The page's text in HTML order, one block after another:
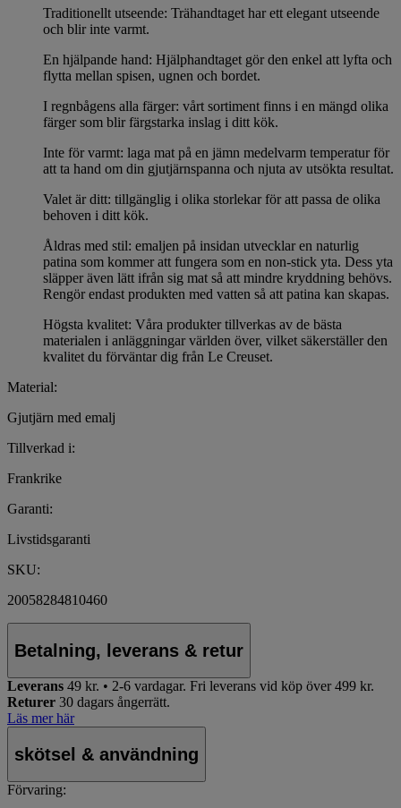
Traditionellt utseende: Trähandtaget har ett elegant utseende
och blir inte varmt.
En hjälpande hand: Hjälphandtaget gör den enkel att lyfta och
flytta mellan spisen, ugnen och bordet.
I regnbågens alla färger: vårt sortiment finns i en mängd olika
färger som blir färgstarka inslag i ditt kök.
Inte för varmt: laga mat på en jämn medelvarm temperatur för
att ta hand om din gjutjärnspanna och njuta av utsökta resultat.
Valet är ditt: tillgänglig i olika storlekar för att passa de olika
behoven i ditt kök.
Åldras med stil: emaljen på insidan utvecklar en naturlig
patina som kommer att fungera som en non-stick yta. Dess yta
släpper även lätt ifrån sig mat så att mindre kryddning behövs.
Rengör endast produkten med vatten så att patina kan skapas.
Högsta kvalitet: Våra produkter tillverkas av de bästa
materialen i anläggningar världen över, vilket säkerställer den
kvalitet du förväntar dig från Le Creuset.
Material:
Gjutjärn med emalj
Tillverkad i:
Frankrike
Garanti:
Livstidsgaranti
SKU:
20058284810460
Betalning, leverans & retur
Leverans 49 kr. • 2-6 vardagar. Fri leverans vid köp över 499 kr.
Returer 30 dagars ångerrätt.
Läs mer här
skötsel & användning
Förvaring: